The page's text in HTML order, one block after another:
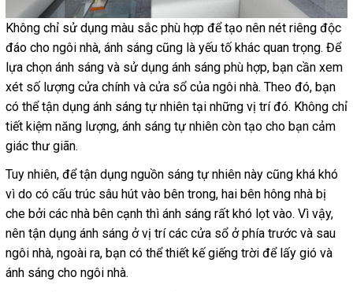
Không chỉ sử dụng màu sắc phù hợp để tạo nên nét riêng độc
đáo cho ngôi nhà, ánh sáng cũng là yếu tố khác quan trọng. Để
lựa chọn ánh sáng và sử dụng ánh sáng phù hợp, bạn cần xem
xét số lượng cửa chính và cửa sổ của ngôi nhà. Theo đó, bạn
có thể tận dụng ánh sáng tự nhiên tại những vị trí đó. Không chỉ
tiết kiệm năng lượng, ánh sáng tự nhiên còn tạo cho bạn cảm
giác thư giãn.
Tuy nhiên, để tận dụng nguồn sáng tự nhiên này cũng khá khó
vì do có cấu trúc sâu hút vào bên trong, hai bên hông nhà bị
che bởi các nhà bên cạnh thì ánh sáng rất khó lọt vào. Vì vậy,
nên tận dụng ánh sáng ở vị trí các cửa sổ ở phía trước và sau
ngôi nhà, ngoài ra, bạn có thể thiết kế giếng trời để lấy gió và
ánh sáng cho ngôi nhà.